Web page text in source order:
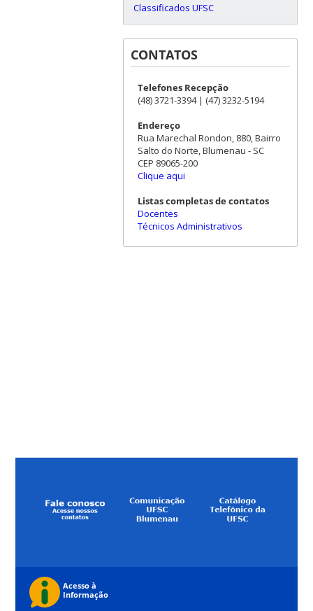
Classificados UFSC
CONTATOS
Telefones Recepção
(48) 3721-3394 | (47) 3232-5194
Endereço
Rua Marechal Rondon, 880, Bairro
Salto do Norte, Blumenau - SC
CEP 89065-200
Clique aqui
Listas completas de contatos
Docentes
Técnicos Administrativos